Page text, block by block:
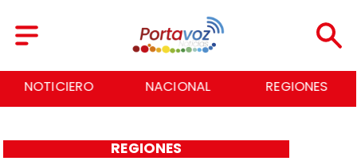
NOTICIERO NACIONAL REGIONES
REGIONES